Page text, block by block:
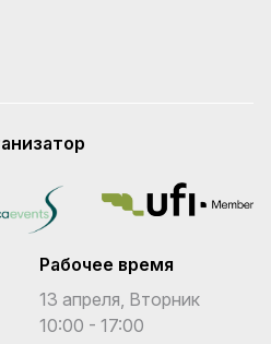
Рабочее время
13 апреля, Вторник
10:00 - 17:00